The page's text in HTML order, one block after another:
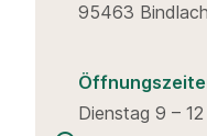
95463 Bindlach
Dienstag 9 –